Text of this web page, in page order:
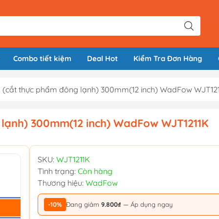
Combo tiết kiệm Deal Hot Kiểm Tra Đơn Hàng
thực phẩm đông lạnh) 300mm(12 inch) WadFow
300mm(12 inch) WadFow WJT1211K
SKU: WJT1211K
Tình trạng: Còn hàng
Thương hiệu: WadFow
-10% Đang giảm 9.800₫ — Áp dụng ngay